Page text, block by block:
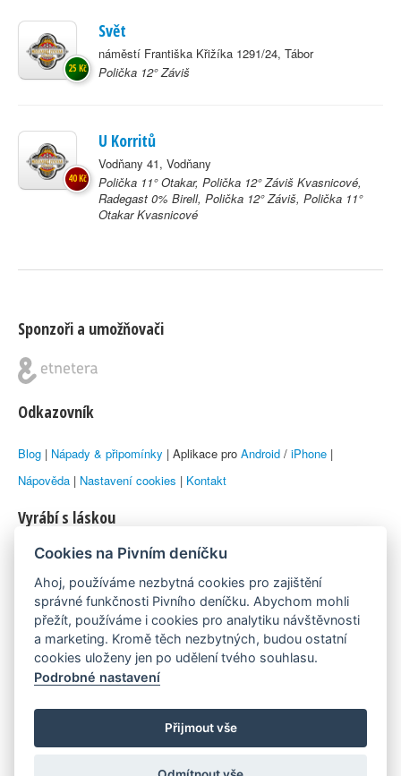
Svět
náměstí Františka Křižíka 1291/24, Tábor
Polička 12° Záviš
25 Kč
U Korritů
Vodňany 41, Vodňany
Polička 11° Otakar, Polička 12° Záviš Kvasnicové,
Radegast 0% Birell, Polička 12° Záviš, Polička 11°
Otakar Kvasnicové
40 Kč
Sponzoři a umožňovači
Odkazovník
Blog | Nápady & připomínky | Aplikace pro Android / iPhone |
Nápověda | Nastavení cookies | Kontakt
Vyrábí s láskou
© 2010–2026 byLukáš Zemanaka Emka
Máme rádi
Pivní.info
Poznámka pod čarou
Pivní deníček je nezávislý zdroj, který není spjat s žádným
konkrétním pivovarem ani restaurací. Názory uživatelů nemusí nutně
Cookies na Pivním deníčku
Ahoj, používáme nezbytná cookies pro zajištění
správné funkčnosti Pivního deníčku. Abychom mohli
přežít, používáme i cookies pro analytiku návštěvnosti
a marketing. Kromě těch nezbytných, budou ostatní
cookies uloženy jen po udělení tvého souhlasu.
Podrobné nastavení
Přijmout vše